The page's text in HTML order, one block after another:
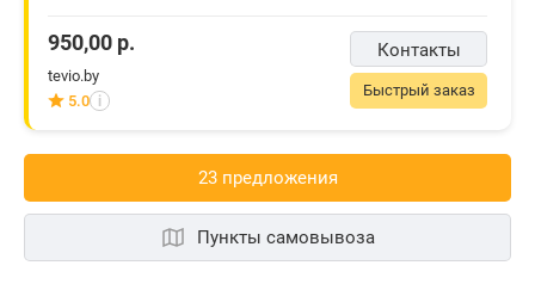
Контакты
Быстрый заказ
950,00 р.
tevio.by
5.0 i
23 предложения
Пункты самовывоза